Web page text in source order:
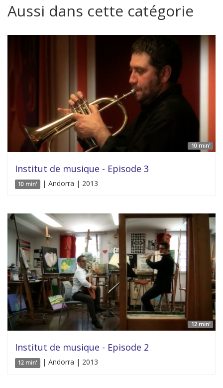
Aussi dans cette catégorie
10 min'
Institut de musique - Episode 3
10 min' | Andorra | 2013
12 min'
Institut de musique - Episode 2
12 min' | Andorra | 2013